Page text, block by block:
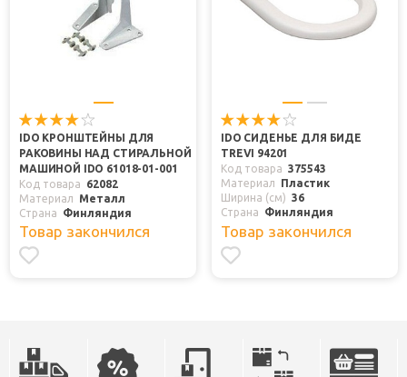
IDO КРОНШТЕЙНЫ ДЛЯ
РАКОВИНЫ НАД СТИРАЛЬНОЙ
МАШИНОЙ IDO 61018-01-001
Код товара
62082
Материал
Металл
Страна
Финляндия
Товар закончился
IDO СИДЕНЬЕ ДЛЯ БИДЕ
TREVI 94201
Код товара 375543
Материал
Пластик
Ширина (см) 36
Страна
Финляндия
Товар закончился